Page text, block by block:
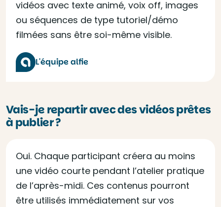
vidéos avec texte animé, voix off, images
ou séquences de type tutoriel/démo
filmées sans être soi-même visible.
L'équipe alfie
Vais-je repartir avec des vidéos prêtes
à publier ?
Oui. Chaque participant créera au moins
une vidéo courte pendant l’atelier pratique
de l’après-midi. Ces contenus pourront
être utilisés immédiatement sur vos